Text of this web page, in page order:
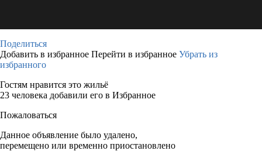
Поделиться
Добавить в избранное Перейти в избранное Убрать из
избранного
Гостям нравится это жильё
23 человека добавили его в Избранное
Пожаловаться
Данное объявление было удалено,
перемещено или временно приостановлено